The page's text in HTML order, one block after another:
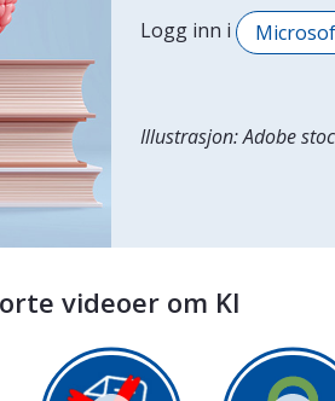
Logg inn i
Illustrasjon: Adobe
videoer om KI